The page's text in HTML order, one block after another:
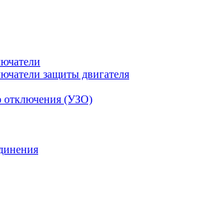
защиты двигателя
отключения (УЗО)